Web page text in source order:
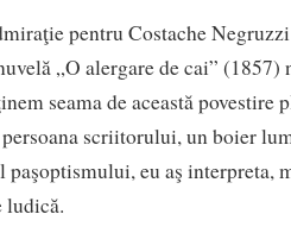
pentru Costache
„O alergare de cai” (1857)
seama de această povestire
scriitorului, un boier
paşoptismului, eu aş interpreta,
ludică.